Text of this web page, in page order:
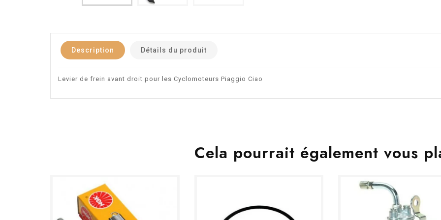
Description Détails du produit
Levier de frein avant droit pour les Cyclomoteurs Piaggio Ciao
Cela pourrait également vous